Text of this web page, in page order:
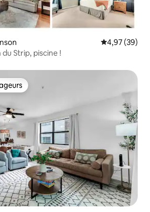
Évaluation
4,97 (39)
Strip, piscine !